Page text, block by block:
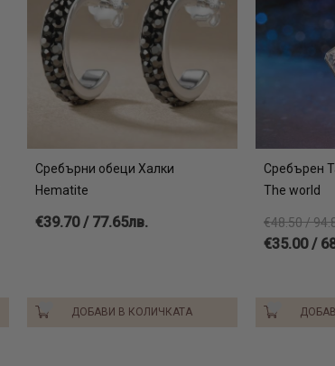
Сребърни обеци Халки
Hematite
€39.70 / 77.65лв.
ДОБАВИ В КОЛИЧКАТА
Сребърен
The world
€48.50 /
€35.00 /